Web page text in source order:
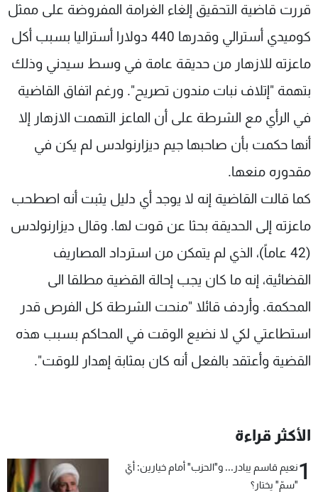
قررت قاضية التحقيق إلغاء الغرامة المفروضة على ممثل
كوميدي أسترالي وقدرها 440 دولارا أستراليا بسبب أكل
ماعزته للازهار من حديقة عامة في وسط سيدني وذلك
بتهمة "إتلاف نبات مندون تصريح". ورغم اتفاق القاضية
في الرأي مع الشرطة على أن الماعز التهمت الازهار إلا
أنها حكمت بأن صاحبها جيم ديزارنولدس لم يكن في
مقدوره منعها.
كما قالت القاضية إنه لا يوجد أي دليل يثبت أنه اصطحب
ماعزته إلى الحديقة بحثا عن قوت لها. وقال ديزارنولدس
(42 عاماً)، الذي لم يتمكن من استرداد المصاريف
القضائية، إنه ما كان يجب إحالة القضية مطلقا الى
المحكمة. وأردف قائلا "منحت الشرطة كل الفرص قدر
استطاعتي لكي لا نضيع الوقت في المحاكم بسبب هذه
القضية وأعتقد بالفعل أنه كان بمثابة إهدار للوقت".
الأكثر قراءة
1نعيم قاسم يبادر... و"الحزب" أمام خيارين: أيّ
"سمّ" يختار؟
شاهد البرامج
الترددات
الإنـتـاج
لاعلاناتكم
تواصل معنا
شروط الإسـتخدام
سياسة الخصوصية